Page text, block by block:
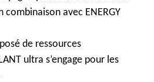
combinaison avec ENERGY
de ressources
ultra s’engage pour les